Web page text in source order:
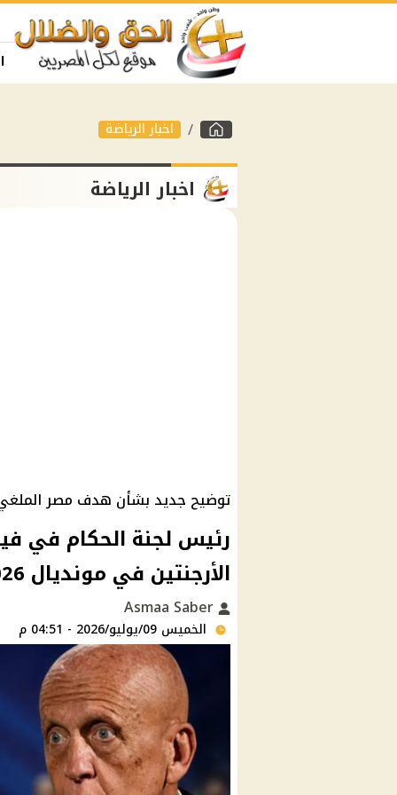
اخبار الرياضة
اخبار الرياضة
توضيح جديد بشأن هدف مصر
رئيس لجنة الحكام في
الأرجنتين في مونديال 2026
الخميس 09/يوليو/2026 - 04:51 م